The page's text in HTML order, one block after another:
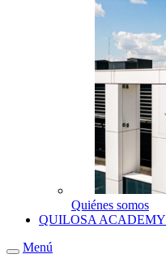
Quiénes somos
QUILOSA ACADEMY
Menú